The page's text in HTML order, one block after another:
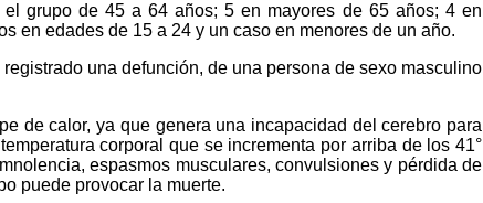
grupo de 45 a 64 años; 5 en mayores de 65 años; 4 en
en edades de 15 a 24 y un caso en menores de un año.
una defunción, de una persona de sexo masculino
de calor, ya que genera una incapacidad del cerebro para
corporal que se incrementa por arriba de los 41°
espasmos musculares, convulsiones y pérdida de
puede provocar la muerte.